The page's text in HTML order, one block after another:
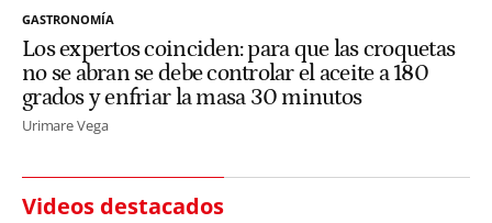
GASTRONOMÍA
Los expertos coinciden: para que las croquetas
no se abran se debe controlar el aceite a 180
grados y enfriar la masa 30 minutos
Urimare Vega
Videos destacados